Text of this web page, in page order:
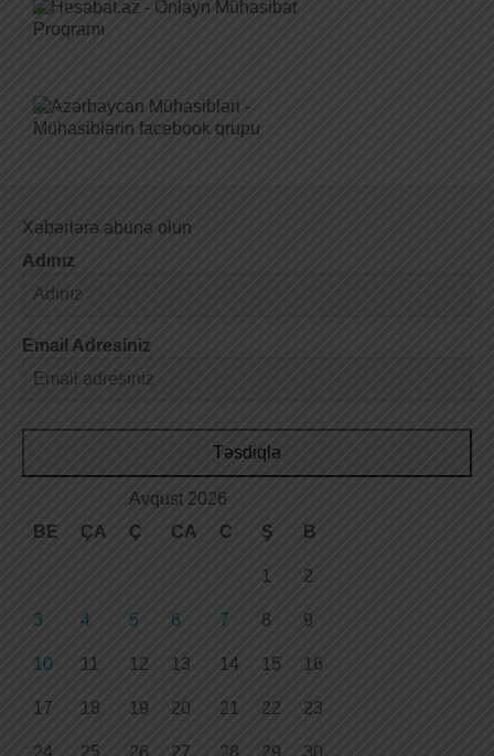
Xəbərlərə abunə olun
Adınız
Email Adresiniz
Təsdiqlə
Avqust 2026
BE
ÇA Ç CA C Ş B
1 2
3 4 5 6 7 8 9
10 11 12 13 14 15 16
17 18 19 20 21 22 23
24 25 26 27 28 29 30